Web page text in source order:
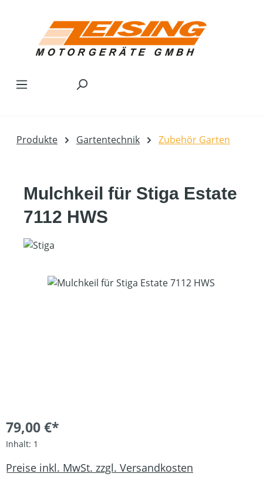
Produkte Gartentechnik Zubehör Garten
Mulchkeil für Stiga Estate
7112 HWS
Bildergalerie überspringen
79,00 €*
Inhalt: 1
Preise inkl. MwSt. zzgl. Versandkosten